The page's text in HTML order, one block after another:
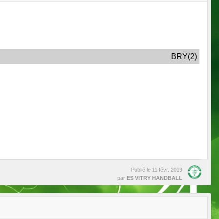
BRY(2)
Publié le 11 févr. 2019
par ES VITRY HANDBALL